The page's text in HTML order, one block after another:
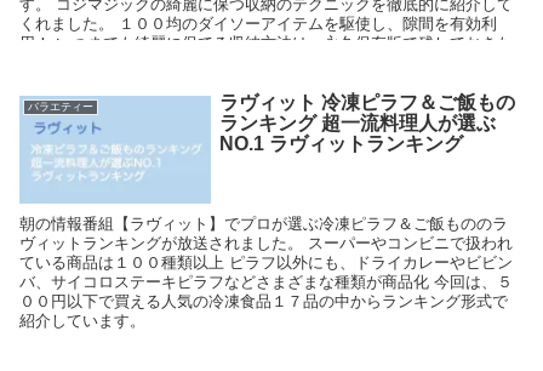
す。 コジマジックの綺麗に保つ収納のテクニックを徹底的に紹介して
くれました。 １００均のダイソーアイテムを駆使し、隙間を有効利
用！ いつまでも綺麗に保てる収納方法は、永久保存版で残しておきた
バラエティー
ラヴィット 冷凍ピラフ＆ご飯もの
ランキング 超一流料理人が選ぶ
NO.1 ラヴィットランキング
朝の情報番組【ラヴィット】でプロが選ぶ冷凍ピラフ＆ご飯もののラ
ヴィットランキングが放送されました。 スーパーやコンビニで扱われ
ている商品は１００種類以上 ピラフ以外にも、ドライカレーやビビン
バ、サイコロステーキピラフなどさまざまな種類が商品化 今回は、５
００円以下で買える人気の冷凍食品１７品の中からランキング形式で
紹介しています。